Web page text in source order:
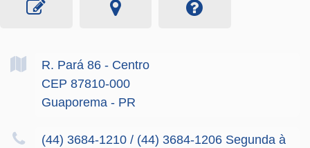
R. Pará 86 - Centro
CEP 87810-000
Guaporema - PR
(44) 3684-1210 / (44) 3684-1206 Segunda à